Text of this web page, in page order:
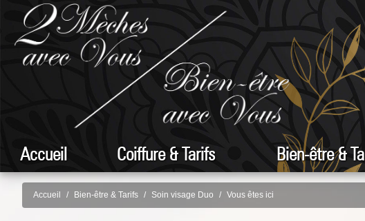
Accueil Coiffure & Tarifs Bien-être &
Accueil Bien-être & Tarifs Soin visage Duo Vous êtes ici